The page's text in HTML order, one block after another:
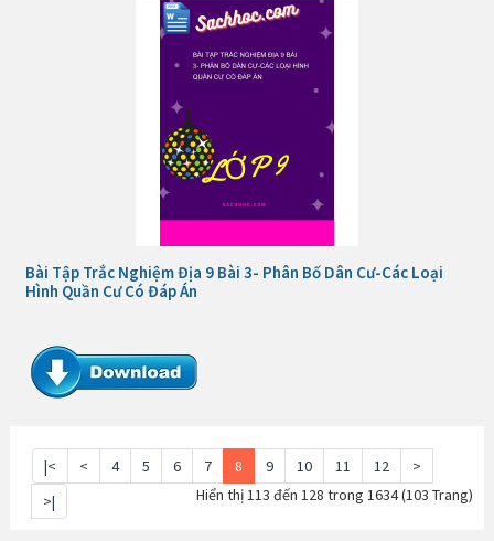
Bài Tập Trắc Nghiệm Địa 9 Bài 3- Phân Bố Dân Cư-Các Loại
Hình Quần Cư Có Đáp Án
|< < 4 5 6 7 8 9 10 11 12
>
>|
Hiển thị 113 đến 128 trong 1634 (103 Trang)